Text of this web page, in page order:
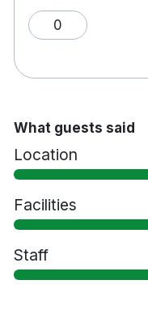
Gratis WiFi
Smart-TV
Strykjärn/
2 barer -
Rökfritt
8 minuters
13 minuters
centralstation
0
What guests said
Location
Facilities
Staff